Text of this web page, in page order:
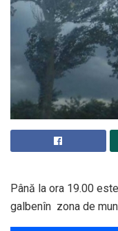
Până la ora 19.00
galbenîn zona de